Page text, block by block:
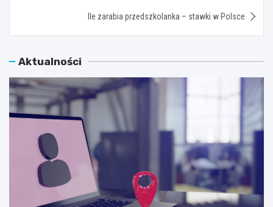
Ile zarabia przedszkolanka – stawki w Polsce
Aktualności